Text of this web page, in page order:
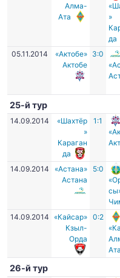
Алма-
Ата
»
да
05.11.2014
«Актобе»
Актобе
3:0
25-й тур
14.09.2014
«Шахтёр
»
Караган
да
1:1
14.09.2014
«Астана»
Астана
5:0
14.09.2014
«Кайсар»
Кзыл-
Орда
0:2
Ата
26-й тур